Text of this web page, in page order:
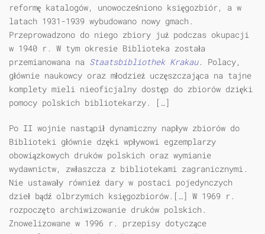
reformę katalogów, unowocześniono księgozbiór, a w
latach 1931-1939 wybudowano nowy gmach.
Przeprowadzono do niego zbiory już podczas okupacji
w 1940 r. W tym okresie Biblioteka została
przemianowana na Staatsbibliothek Krakau. Polacy,
głównie naukowcy oraz młodzież uczęszczająca na tajne
komplety mieli nieoficjalny dostęp do zbiorów dzięki
pomocy polskich bibliotekarzy. […]
Po II wojnie nastąpił dynamiczny napływ zbiorów do
Biblioteki głównie dzęki wpływowi egzemplarzy
obowiązkowych druków polskich oraz wymianie
wydawnictw, zwłaszcza z bibliotekami zagranicznymi.
Nie ustawały również dary w postaci pojedynczych
dzieł bądź olbrzymich księgozbiorów.[…] W 1969 r.
rozpoczęto archiwizowanie druków polskich.
Znowelizowane w 1996 r. przepisy dotyczące